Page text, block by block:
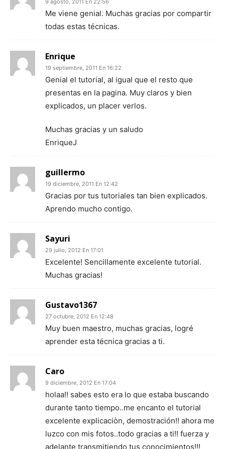
9 agosto, 2011 En 22:56
Me viene genial. Muchas gracias por compartir
todas estas técnicas.
Enrique
19 septiembre, 2011 En 16:22
Genial el tutorial, al igual que el resto que
presentas en la pagina. Muy claros y bien
explicados, un placer verlos.
Muchas gracias y un saludo
EnriqueJ
guillermo
19 diciembre, 2011 En 12:42
Gracias por tus tutoriales tan bien explicados.
Aprendo mucho contigo.
Sayuri
29 julio, 2012 En 17:01
Excelente! Sencillamente excelente tutorial.
Muchas gracias!
Gustavo1367
27 octubre, 2012 En 12:48
Muy buen maestro, muchas gracias, logré
aprender esta técnica gracias a ti.
Caro
9 diciembre, 2012 En 17:04
holaa!! sabes esto era lo que estaba buscando
durante tanto tiempo..me encanto el tutorial
excelente explicaciòn, demostración!! ahora me
luzco con mis fotos..todo gracias a ti!! fuerza y
adelante transmitiendo tus conocimientos!!!